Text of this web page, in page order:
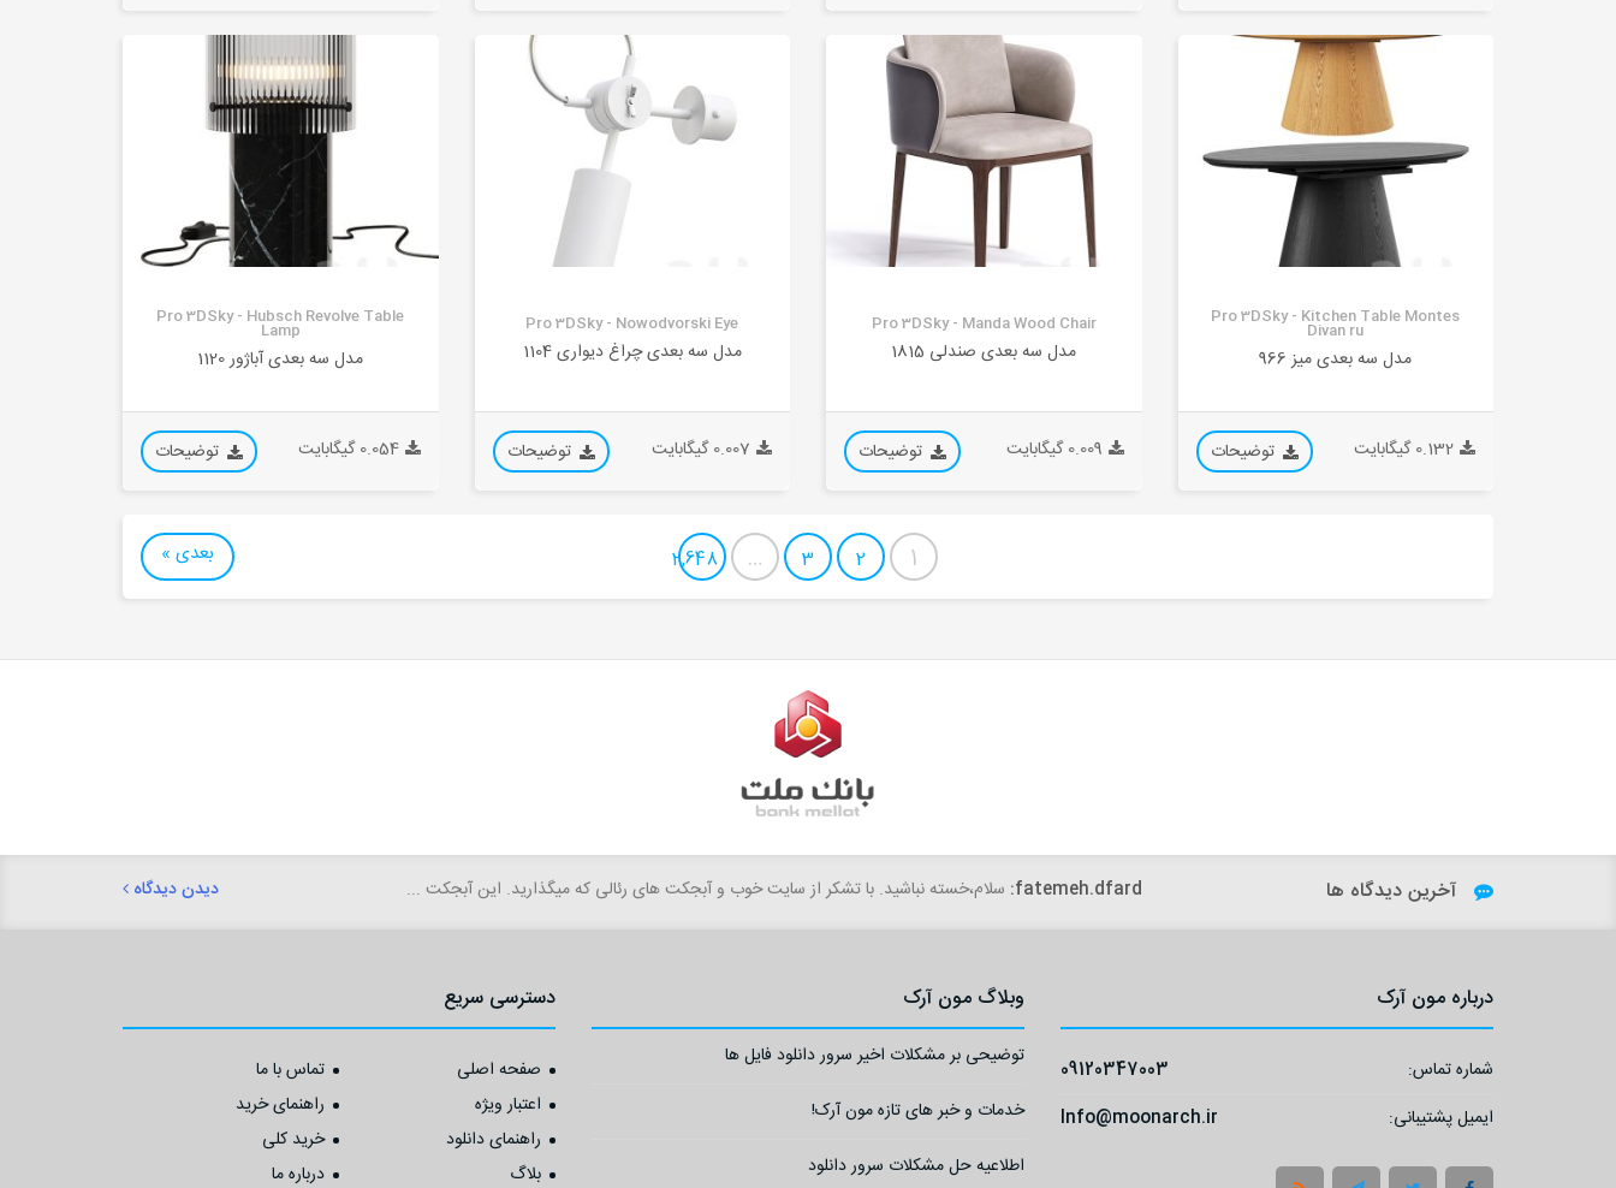
Pro 3DSky - Kitchen Table Montes
Divan ru
مدل سه بعدی میز 966
0.132 گیگابایت توضیحات
Pro 3DSky - Manda Wood Chair
مدل سه بعدی صندلی 1815
0.009 گیگابایت توضیحات
Pro 3DSky - Nowodvorski Eye
مدل سه بعدی چراغ دیواری 1104
0.007 گیگابایت توضیحات
Pro 3DSky - Hubsch Revolve Table
Lamp
مدل سه بعدی آباژور 1120
0.054 گیگابایت توضیحات
1
2
3
…
2,648 بعدی »
آخرین دیدگاه ها fatemeh.dfard: سلام،خسته نباشید. با تشکر از سایت خوب و آبجکت های رئالی که میگذارید. این آبجکت ... دیدن دیدگاه
درباره مون آرک
شماره تماس:
09120347003
ایمیل پشتیبانی:
Info@moonarch.ir
وبلاگ مون آرک
توضیحی بر مشکلات اخیر سرور دانلود فایل ها
خدمات و خبر های تازه مون آرک!
اطلاعیه حل مشکلات سرور دانلود
دسترسی سریع
صفحه اصلی
تماس با ما
اعتبار ویژه
راهنمای خرید
راهنمای دانلود
خرید کلی
بلاگ
درباره ما